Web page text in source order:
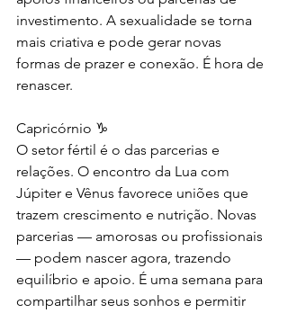
investimento. A sexualidade se torna
mais criativa e pode gerar novas
formas de prazer e conexão. É hora de
renascer.
Capricórnio ♑
O setor fértil é o das parcerias e
relações. O encontro da Lua com
Júpiter e Vênus favorece uniões que
trazem crescimento e nutrição. Novas
parcerias — amorosas ou profissionais
— podem nascer agora, trazendo
equilíbrio e apoio. É uma semana para
compartilhar seus sonhos e permitir